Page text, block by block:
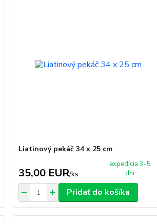
Liatinový pekáč 34 x 25 cm
35,00 EUR/ks
expedícia 3-5
dní
Pridať do košíka